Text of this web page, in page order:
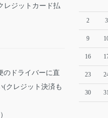
のドライバーに直
(クレジット決済も
2 3
9
16
23
30 31